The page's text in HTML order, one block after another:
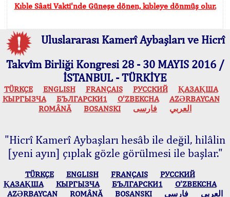
Kıble Sâati Vakti'nde Güneşe dönen, kıbleye dönmüş olur.
Uluslararası Kamerî Aybaşları ve Hicrî
Takvîm Birliği Kongresi 28 - 30 MAYIS 2016 /
İSTANBUL - TÜRKİYE
TÜRKÇE ENGLISH FRANÇAIS РУССКИЙ
ҚАЗАҚША
КЫPГЫЗЧA
БЪЛГАРСКИ1 O’ZBEKCHA
AZӘRBAYCAN
ROMÂNĂ
BOSANSKI العربي فارسی
"Hicrî Kamerî Aybaşları hesâb ile değil, hilâlin
[yeni ayın] çıplak gözle görülmesi ile başlar."
TÜRKÇE ENGLISH FRANÇAIS
РУССКИЙ
ҚАЗАҚША
КЫPГЫЗЧA БЪЛГАРСКИ1
O’ZBEKCHA
AZӘRBAYCAN
ROMÂNĂ BOSANSKI العربي فارسی